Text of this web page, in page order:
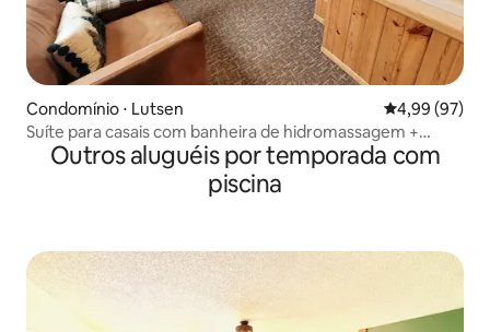
Condomínio ⋅ Lutsen 4,99 de uma
4,99 (97)
Suíte para casais com banheira de hidromassagem +
piscina e banheira de hidromassagem
Outros aluguéis por temporada com
piscina